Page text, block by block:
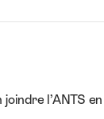
l’ANTS